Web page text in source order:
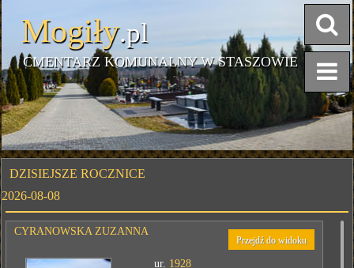
Mogiły.pl
CMENTARZ KOMUNALNY W STASZOWIE
DZISIEJSZE ROCZNICE
2026-08-08
CYRANOWSKA ZUZANNA
Przejdź do widoku
ur. 1928